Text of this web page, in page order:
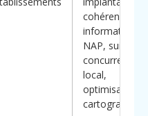
cohérence des
informations
NAP, suivi
concurrentiel
local,
optimisation